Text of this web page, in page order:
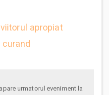
apropiat
curand